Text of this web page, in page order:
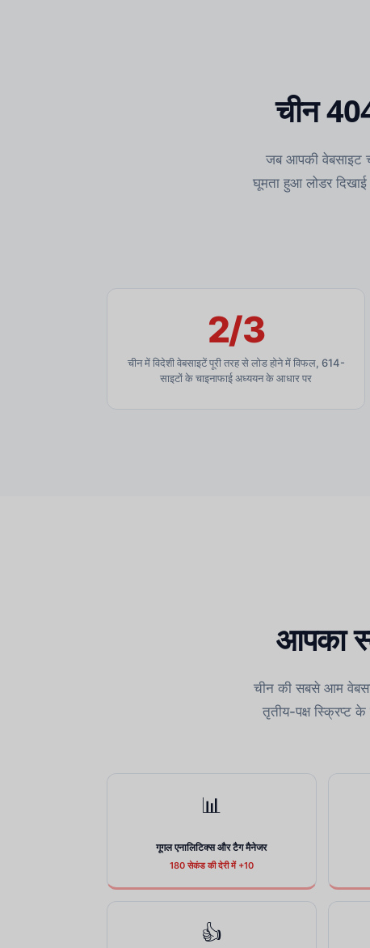
चीन
जब आपकी वेबसाइट
घूमता हुआ लोडर
2/3
चीन में विदेशी वेबसाइटें पूरी तरह से लोड होने में विफल, 614-
साइटों के चाइनाफाई अध्ययन के आधार पर
आपका
चीन की सबसे आम
तृतीय-पक्ष स्क्रिप्ट
📊
गूगल एनालिटिक्स और टैग मैनेजर
180 सेकंड की देरी में +10
👍